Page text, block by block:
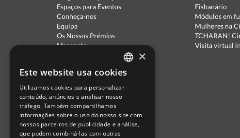
Espaços para Eventos
Conheça-nos
Equipa
Os Nossos Prémios
Mecenato
Termos de Utilização
Escola Ciência Viva
Contactar
Relatório Anual RCN 2024
Relatório Intercalar RCN 2025
Fishanário
Módulos em
Mulheres na
TCHARAN!
Visita virtual
PORTUGUESE
ENGLISH
SPANISH
×
Este website usa cookies
Utilizamos cookies para personalizar
conteúdo, anúncios e analisar nosso
tráfego. Também compartilhamos
informações sobre o uso do nosso site com
nossos parceiros de publicidade e análise,
que podem combiná-las com outras